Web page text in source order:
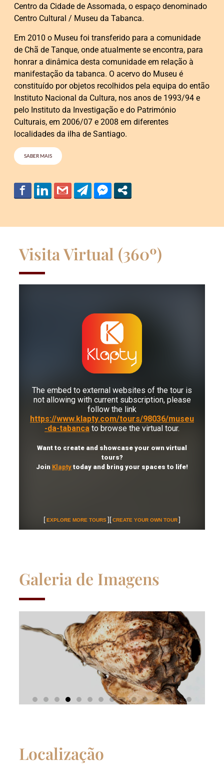
Centro da Cidade de Assomada, o espaço denominado
Centro Cultural / Museu da Tabanca.
Em 2010 o Museu foi transferido para a comunidade
de Chã de Tanque, onde atualmente se encontra, para
honrar a dinâmica desta comunidade em relação à
manifestação da tabanca. O acervo do Museu é
constituído por objetos recolhidos pela equipa do então
Instituto Nacional da Cultura, nos anos de 1993/94 e
pelo Instituto da Investigação e do Património
Culturais, em 2006/07 e 2008 em diferentes
localidades da ilha de Santiago.
SABER MAIS
Visita Virtual (360º)
Galeria de Imagens
Localização